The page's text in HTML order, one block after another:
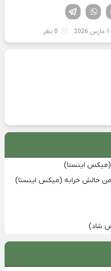
لینکدین تویتر
2026 0 نظر
(میکس اینستا)
حالش خرابه (میکس اینستا)
شاد)